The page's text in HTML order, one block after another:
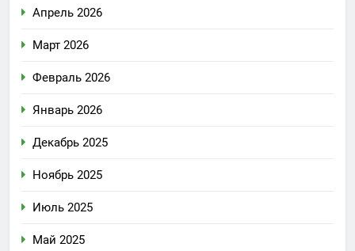
Апрель 2026
Март 2026
Февраль 2026
Январь 2026
Декабрь 2025
Ноябрь 2025
Июль 2025
Май 2025